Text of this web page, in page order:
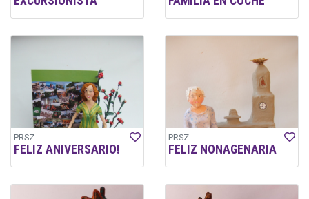
PRSZ
FELIZ ANIVERSARIO!
PRSZ
FELIZ NONAGENARIA